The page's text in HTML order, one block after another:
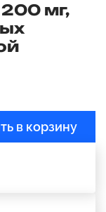
мг,
в корзину